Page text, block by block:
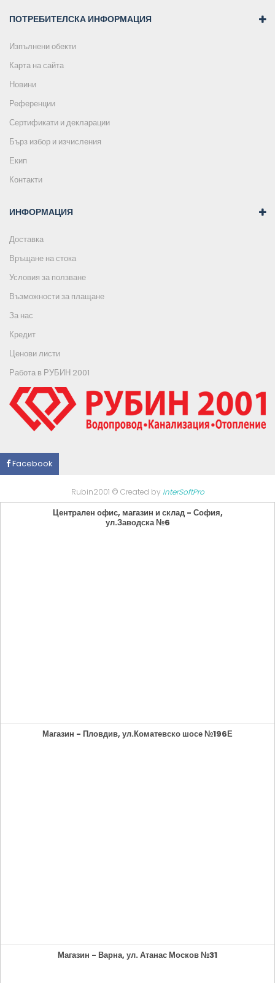
ПОТРЕБИТЕЛСКА ИНФОРМАЦИЯ
Изпълнени обекти
Карта на сайта
Новини
Референции
Сертификати и декларации
Бърз избор и изчисления
Екип
Контакти
ИНФОРМАЦИЯ
Доставка
Връщане на стока
Условия за ползване
Възможности за плащане
За нас
Кредит
Ценови листи
Работа в РУБИН 2001
Facebook
Rubin2001 © Created by InterSoftPro
Централен офис, магазин и склад - София,
ул.Заводска №6
Магазин - Пловдив, ул.Коматевско шосе №196Е
Магазин - Варна, ул. Атанас Москов №31